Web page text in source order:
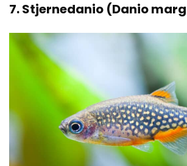
7. Stjernedanio (Danio